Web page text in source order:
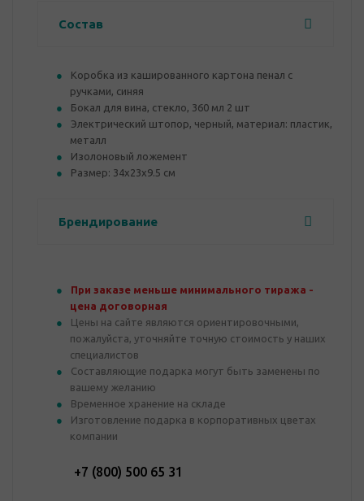
Состав
Коробка из кашированного картона пенал с
ручками, синяя
Бокал для вина, стекло, 360 мл 2 шт
Электрический штопор, черный, материал: пластик,
металл
Изолоновый ложемент
Размер: 34х23х9.5 см
Брендирование
При заказе меньше минимального тиража -
цена договорная
Цены на сайте являются ориентировочными,
пожалуйста, уточняйте точную стоимость у наших
специалистов
Составляющие подарка могут быть заменены по
вашему желанию
Временное хранение на складе
Изготовление подарка в корпоративных цветах
компании
+7 (800) 500 65 31